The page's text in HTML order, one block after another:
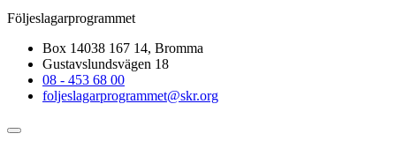
Följeslagarprogrammet
Box 14038 167 14, Bromma
Gustavslundsvägen 18
08 - 453 68 00
foljeslagarprogrammet@skr.org